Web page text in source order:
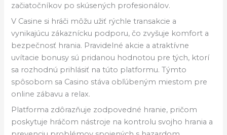
začiatočníkov po skúsených profesionálov.
V Casine si hráči môžu užiť rýchle transakcie a
vynikajúcu zákaznícku podporu, čo zvyšuje komfort a
bezpečnosť hrania. Pravidelné akcie a atraktívne
uvítacie bonusy sú pridanou hodnotou pre tých, ktorí
sa rozhodnú prihlásiť na túto platformu. Týmto
spôsobom sa Casino stáva obľúbeným miestom pre
online zábavu a relax.
Platforma zdôrazňuje zodpovedné hranie, pričom
poskytuje hráčom nástroje na kontrolu svojho hrania a